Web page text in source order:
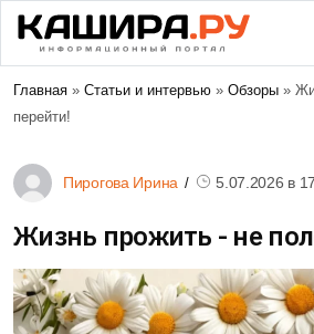
Главная » Статьи и интервью » Обзоры »
перейти!
Пирогова Ирина 5.07.2026 в
Жизнь прожить - не